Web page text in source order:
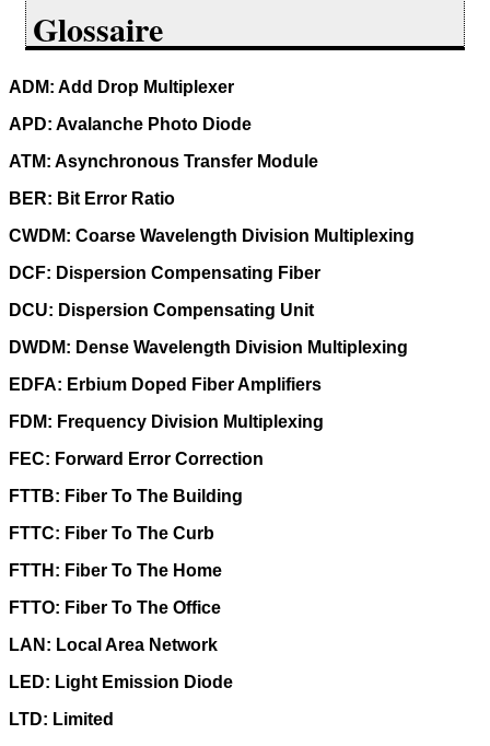
Glossaire
ADM: Add Drop Multiplexer
APD: Avalanche Photo Diode
ATM: Asynchronous Transfer Module
BER: Bit Error Ratio
CWDM: Coarse Wavelength Division Multiplexing
DCF: Dispersion Compensating Fiber
DCU: Dispersion Compensating Unit
DWDM: Dense Wavelength Division Multiplexing
EDFA: Erbium Doped Fiber Amplifiers
FDM: Frequency Division Multiplexing
FEC: Forward Error Correction
FTTB: Fiber To The Building
FTTC: Fiber To The Curb
FTTH: Fiber To The Home
FTTO: Fiber To The Office
LAN: Local Area Network
LED: Light Emission Diode
LTD: Limited